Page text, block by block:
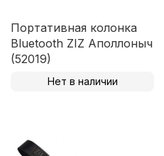
Портативная колонка
Bluetooth ZIZ Аполлоныч
(52019)
Нет в наличии